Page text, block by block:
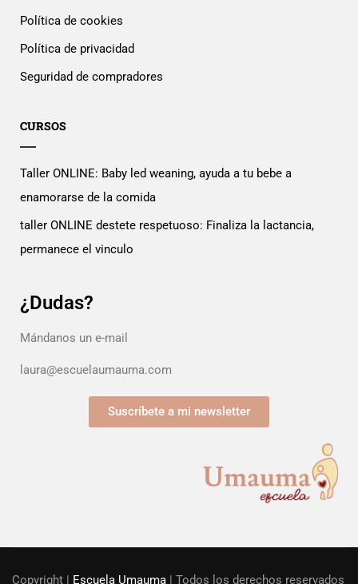
Política de cookies
Política de privacidad
Seguridad de compradores
CURSOS
Taller ONLINE: Baby led weaning, ayuda a tu bebe a
enamorarse de la comida
taller ONLINE destete respetuoso: Finaliza la lactancia,
permanece el vinculo
¿Dudas?
Mándanos un e-mail
laura@escuelaumauma.com
Suscríbete a mi newsletter
Copyright | Escuela Umauma | Todos los derechos reservados